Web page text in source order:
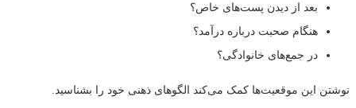
بعد از دیدن پست‌های خاص؟
هنگام صحبت درباره درآمد؟
در جمع‌های خانوادگی؟
نوشتن این موقعیت‌ها کمک می‌کند الگوهای ذهنی خود را بشناسید.